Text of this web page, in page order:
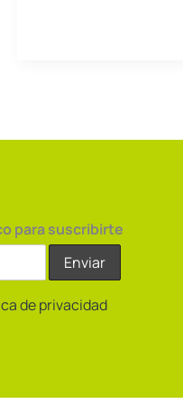
para suscribirte
de privacidad